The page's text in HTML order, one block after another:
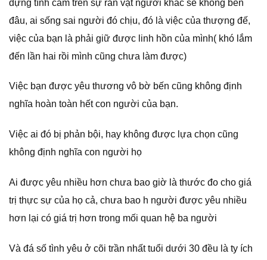
dựng tình cảm trên sự rằn vặt người khác sẽ không bền
đâu, ai sống sai người đó chịu, đó là việc của thượng đế,
việc của bạn là phải giữ được linh hồn của mình( khó lắm
đến lần hai rồi mình cũng chưa làm được)
Việc bạn được yêu thương vô bờ bến cũng không định
nghĩa hoàn toàn hết con người của bạn.
Việc ai đó bị phản bội, hay không được lựa chọn cũng
không định nghĩa con người họ
Ai được yêu nhiều hơn chưa bao giờ là thước đo cho giá
trị thực sự của họ cả, chưa bao h người được yêu nhiều
hơn lại có giá trị hơn trong mối quan hệ ba người
Và đá số tình yêu ở cõi trần nhất tuổi dưới 30 đều là ty ích